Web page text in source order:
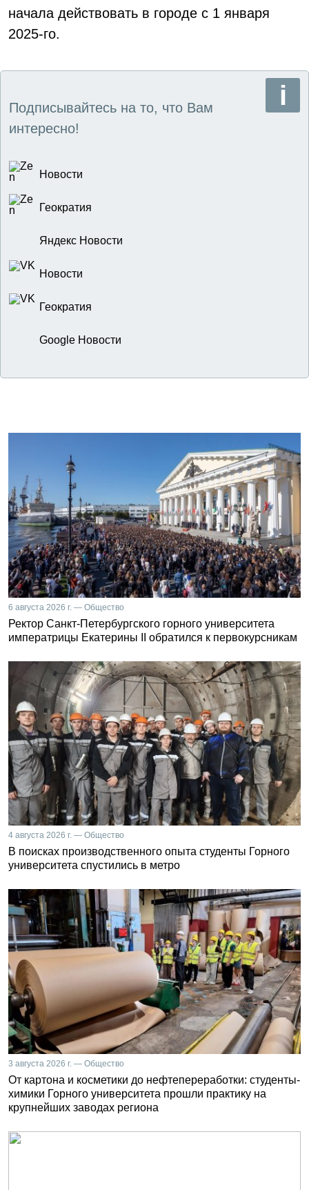
начала действовать в городе с 1 января
2025-го.
Подписывайтесь на то, что Вам
интересно!
Новости
Геократия
Яндекс Новости
Новости
Геократия
Google Новости
6 августа 2026 г. — Общество
Ректор Санкт-Петербургского горного университета
императрицы Екатерины II обратился к первокурсникам
4 августа 2026 г. — Общество
В поисках производственного опыта студенты Горного
университета спустились в метро
3 августа 2026 г. — Общество
От картона и косметики до нефтепереработки: студенты-
химики Горного университета прошли практику на
крупнейших заводах региона